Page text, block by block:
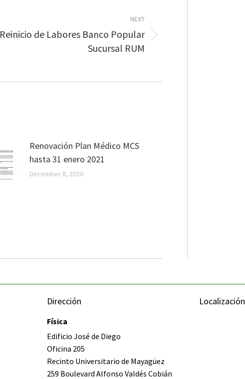
NEXT
Reinicio de Labores Banco Popular
Sucursal RUM
Renovación Plan Médico MCS
hasta 31 enero 2021
December 8, 2020
Dirección
Física
Edificio José de Diego
Oficina 205
Recinto Universitario de Mayagüez
259 Boulevard Alfonso Valdés Cobián
Localización